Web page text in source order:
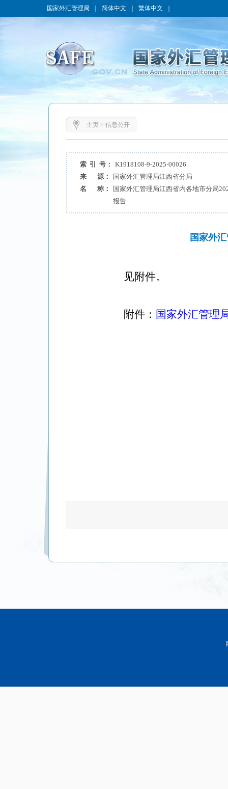
国家外汇管理局 简体中文 繁体中文
主页> 信息公开
索 引 号：
K1918108-9-2025-00026
来 源：
国家外汇管理局江西省分局
名 称：
国家外汇管理局江西省内各地市分局
报告
国家外
见附件。
附件： 国家外汇管理